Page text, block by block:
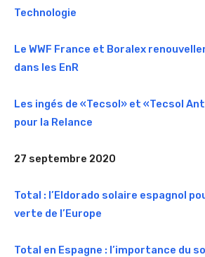
Technologie
Le WWF France et Boralex
dans les EnR
Les ingés de «Tecsol» et «Tecsol
pour la Relance
27 septembre 2020
Total : l’Eldorado solaire espagnol
verte de l’Europe
Total en Espagne : l’importance du